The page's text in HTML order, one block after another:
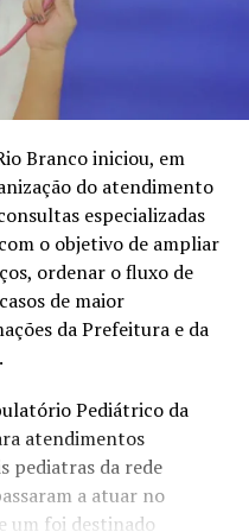
Branco iniciou, em
do atendimento
especializadas
o objetivo de ampliar
ordenar o fluxo de
de maior
da Prefeitura e da
Pediátrico da
atendimentos
pediatras da rede
a atuar no
um foi destinado